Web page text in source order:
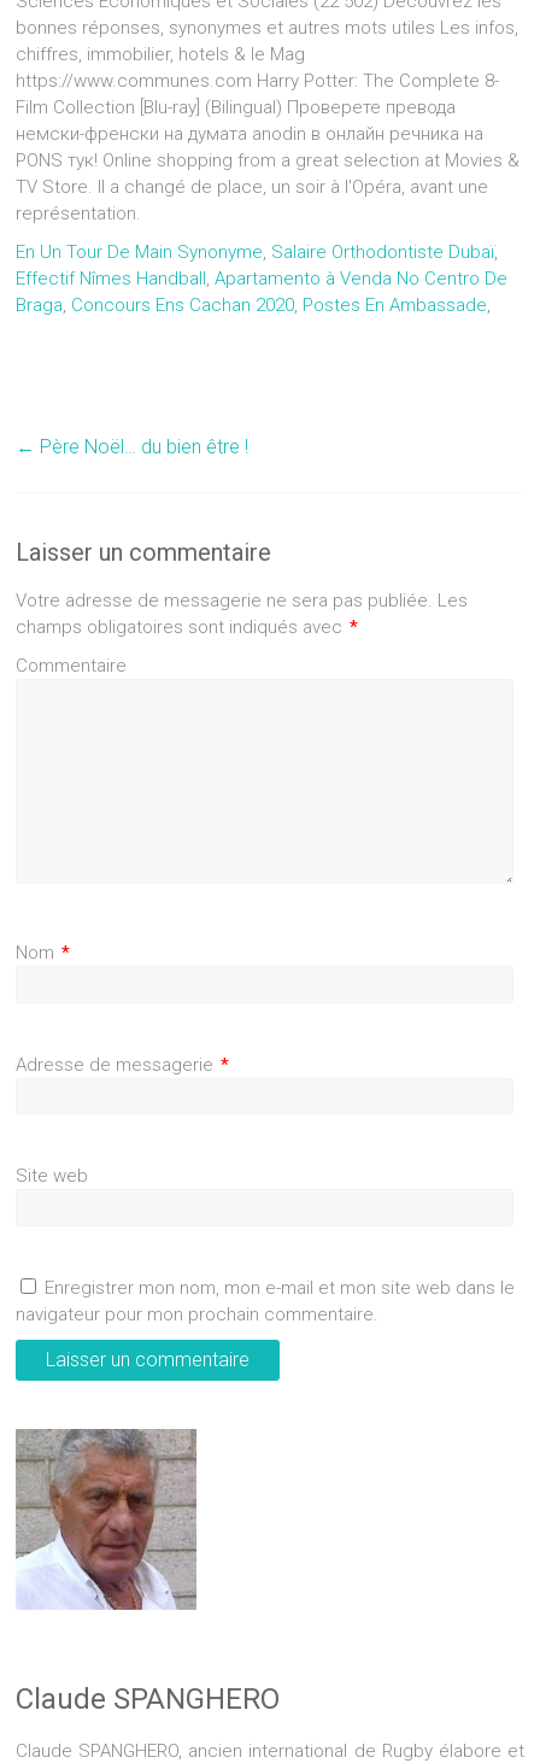
bonnes réponses, synonymes et autres mots utiles Les infos,
chiffres, immobilier, hotels & le Mag
https://www.communes.com Harry Potter: The Complete 8-
Film Collection [Blu-ray] (Bilingual) Проверете превода
немски-френски на думата anodin в онлайн речника на
PONS тук! Online shopping from a great selection at Movies &
TV Store. Il a changé de place, un soir à l'Opéra, avant une
représentation.
En Un Tour De Main Synonyme, Salaire Orthodontiste Dubaï,
Effectif Nîmes Handball,Apartamento à Venda No Centro De
Braga, Concours Ens Cachan 2020, Postes En Ambassade,
← Père Noël… du bien être !
Laisser un commentaire
Votre adresse de messagerie ne sera pas publiée. Les
champs obligatoires sont indiqués avec *
Commentaire
Nom *
Adresse de messagerie *
Site web
Enregistrer mon nom, mon e-mail et mon site web dans le
navigateur pour mon prochain commentaire.
Claude SPANGHERO
Claude SPANGHERO, ancien international de Rugby élabore et